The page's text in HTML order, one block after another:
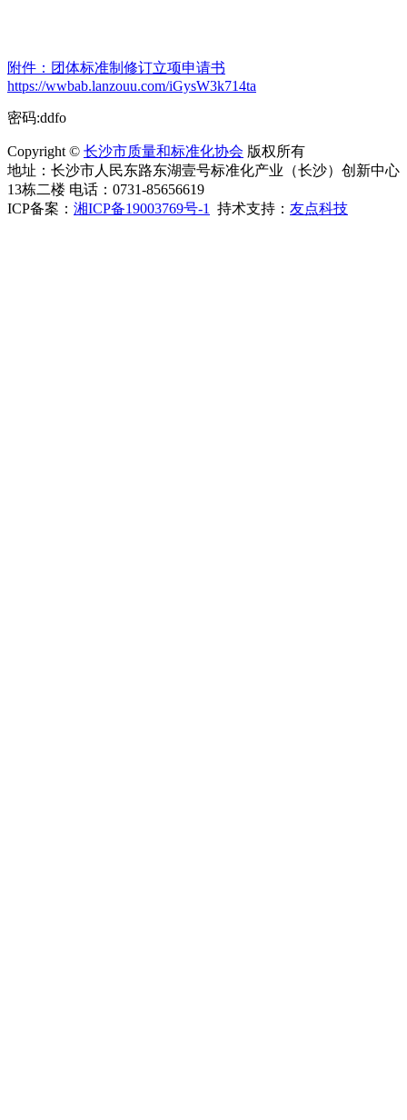
附件：团体标准制修订立项申请书
https://wwbab.lanzouu.com/iGysW3k714ta
密码:ddfo
Copyright © 长沙市质量和标准化协会 版权所有
地址：长沙市人民东路东湖壹号标准化产业（长沙）创新中心
13栋二楼 电话：0731-85656619
ICP备案： 湘ICP备19003769号-1 持术支持： 友点科技